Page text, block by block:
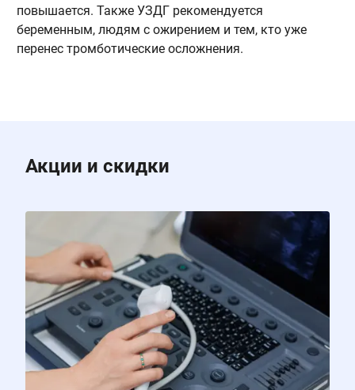
повышается. Также УЗДГ рекомендуется
беременным, людям с ожирением и тем, кто уже
перенес тромботические осложнения.
Акции и скидки